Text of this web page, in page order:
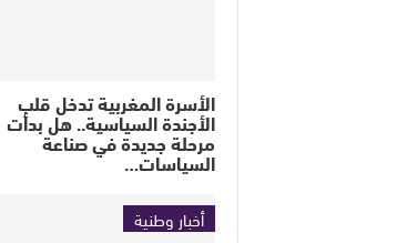
الأسرة المغربية تدخل قلب
الأجندة السياسية.. هل بدأت
مرحلة جديدة في صناعة
السياسات…
أخبار وطنية